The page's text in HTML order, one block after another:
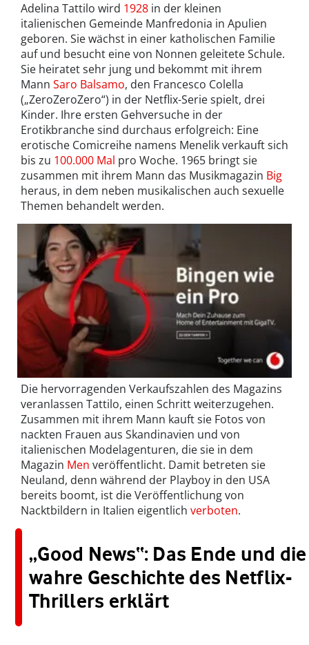
Adelina Tattilo wird 1928 in der kleinen
italienischen Gemeinde Manfredonia in Apulien
geboren. Sie wächst in einer katholischen Familie
auf und besucht eine von Nonnen geleitete Schule.
Sie heiratet sehr jung und bekommt mit ihrem
Mann Saro Balsamo, den Francesco Colella
(„ZeroZeroZero“) in der Netflix-Serie spielt, drei
Kinder. Ihre ersten Gehversuche in der
Erotikbranche sind durchaus erfolgreich: Eine
erotische Comicreihe namens Menelik verkauft sich
bis zu 100.000 Mal pro Woche. 1965 bringt sie
zusammen mit ihrem Mann das Musikmagazin Big
heraus, in dem neben musikalischen auch sexuelle
Themen behandelt werden.
Die hervorragenden Verkaufszahlen des Magazins
veranlassen Tattilo, einen Schritt weiterzugehen.
Zusammen mit ihrem Mann kauft sie Fotos von
nackten Frauen aus Skandinavien und von
italienischen Modelagenturen, die sie in dem
Magazin Men veröffentlicht. Damit betreten sie
Neuland, denn während der Playboy in den USA
bereits boomt, ist die Veröffentlichung von
Nacktbildern in Italien eigentlich verboten.
„Good News“: Das Ende und die
wahre Geschichte des Netflix-
Thrillers erklärt